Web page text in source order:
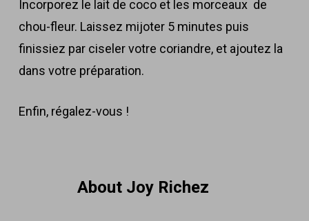
Incorporez le lait de coco et les morceaux de
chou-fleur. Laissez mijoter 5 minutes puis
finissiez par ciseler votre coriandre, et ajoutez la
dans votre préparation.
Enfin, régalez-vous !
AboutJoy Richez